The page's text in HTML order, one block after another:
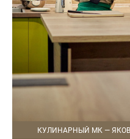
КУЛИНАРНЫЙ МК —